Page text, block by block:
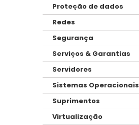
Proteção de dados
Redes
Segurança
Serviços & Garantias
Servidores
Sistemas Operacionais
Suprimentos
Virtualização